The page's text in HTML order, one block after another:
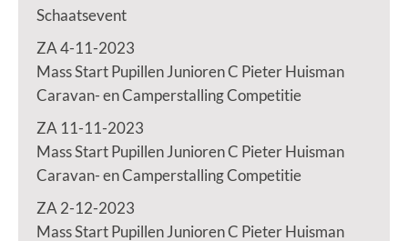
Schaatsevent
ZA 4-11-2023
Mass Start Pupillen Junioren C Pieter Huisman
Caravan- en Camperstalling Competitie
ZA 11-11-2023
Mass Start Pupillen Junioren C Pieter Huisman
Caravan- en Camperstalling Competitie
ZA 2-12-2023
Mass Start Pupillen Junioren C Pieter Huisman